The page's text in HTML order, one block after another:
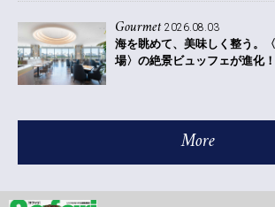
Gourmet 2026.08.03
海を眺めて、美味しく整う。
場〉の絶景ビュッフェが進化！
More